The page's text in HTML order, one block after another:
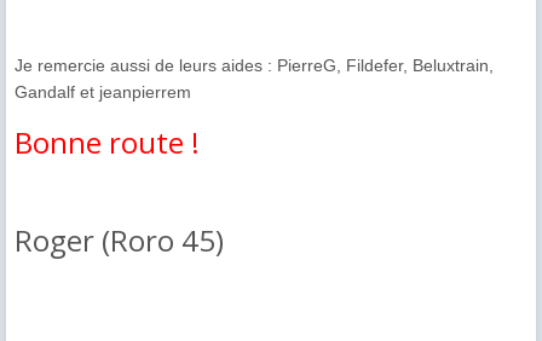
Je remercie aussi de leurs aides : PierreG, Fildefer, Beluxtrain,
Gandalf et jeanpierrem
Bonne route !
Roger (Roro 45)